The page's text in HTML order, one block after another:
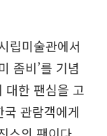
립미술관에서
좀비’를 기념
대한 팬심을 고
관람객에게